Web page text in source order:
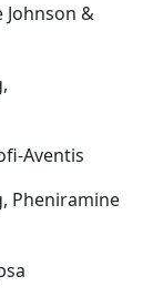
&
Aventis
Pheniramine